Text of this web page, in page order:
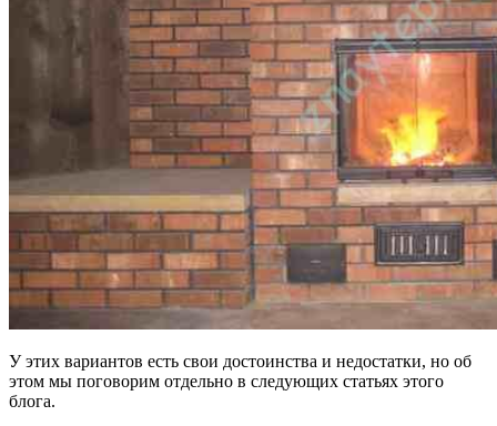
У этих вариантов есть свои достоинства и недостатки, но об
этом мы поговорим отдельно в следующих статьях этого
блога.